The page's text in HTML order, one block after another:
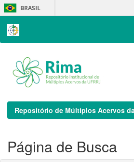
Skip
navigation
BRASIL
Repositório de Múltiplos Acervos
Página de Busca